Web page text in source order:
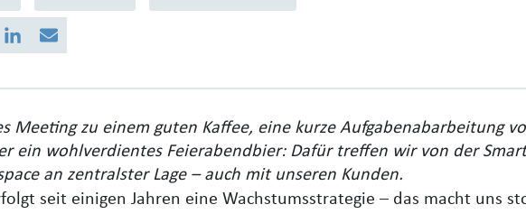
Meeting zu einem guten Kaffee, eine kurze Aufgabenabarbeitung
ein wohlverdientes Feierabendbier: Dafür treffen wir von der
an zentralster Lage – auch mit unseren Kunden.
seit einigen Jahren eine Wachstumsstrategie – das macht uns